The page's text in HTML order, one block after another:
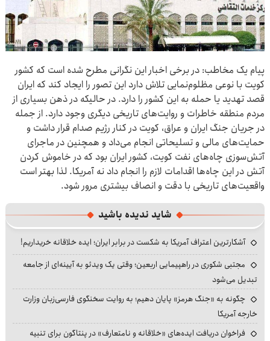
پیام یک مخاطب: در برخی اخبار این نگرانی مطرح شده است که کشور
کویت با نوعی مظلوم‌نمایی تلاش دارد این تصور را ایجاد کند که ایران
قصد تهدید یا حمله به این کشور را دارد. در حالیکه در ذهن بسیاری از
مردم منطقه خاطرات و روایت‌های تاریخی دیگری وجود دارد. از جمله
در جریان جنگ ایران و عراق، کویت در کنار رژیم صدام قرار داشت و
حمایت‌های مالی و تسلیحاتی انجام می‌داد و همچنین در ماجرای
آتش‌سوزی چاه‌های نفت کویت، کشور ایران بود که در خاموش کردن
آتش در این چاه‌ها اقدامات لازم را انجام داد نه آمریکا. لذا بهتر است
واقعیت‌های تاریخی با دقت و انصاف بیشتری مرور شود.
شاید ندیده باشید
آشکارترین اعتراف آمریکا به شکست در برابر ایران؛ ایده خلاقانه خریداریم!
مجتبی شکوری در راهپیمایی اربعین؛ وقتی یک ویدئو به آیینه‌ای از جامعه
تبدیل می‌شود
چگونه به «جنگ هرمز» پایان دهیم؛ به روایت سخنگوی فارسی‌زبان وزارت
خارجه آمریکا
فراخوان دریافت ایده‌های «خلاقانه و نامتعارف» در پنتاگون برای تنبیه